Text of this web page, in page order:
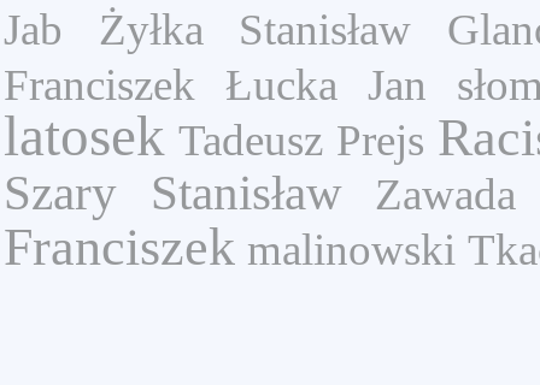
Jab Żyłka Stanisław
Franciszek
Łucka Jan
latosek Tadeusz Prejs
Szary Stanisław Zawada
Franciszek malinowski